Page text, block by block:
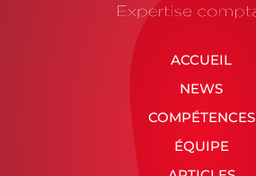
ACCUEIL
NEWS
COMPÉTENCES
ÉQUIPE